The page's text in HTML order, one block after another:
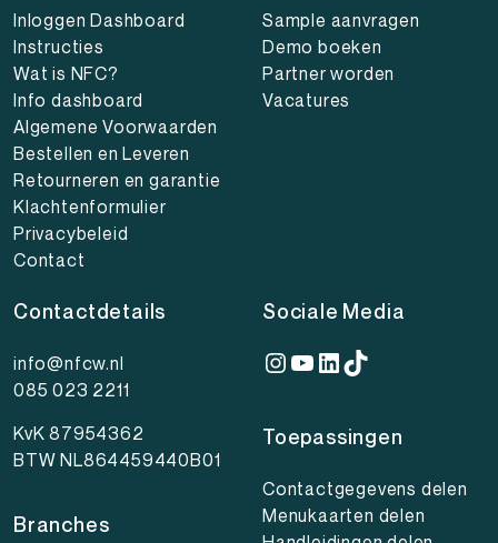
Inloggen Dashboard
Instructies
Wat is NFC?
Info dashboard
Algemene Voorwaarden
Bestellen en Leveren
Retourneren en garantie
Klachtenformulier
Privacybeleid
Contact
Sample aanvragen
Demo boeken
Partner worden
Vacatures
Contactdetails
info@nfcw.nl
085 023 2211
KvK 87954362
BTW NL864459440B01
Branches
Sociale Media
Instagram
YouTube
LinkedIn
TikTok
Toepassingen
Contactgegevens delen
Menukaarten delen